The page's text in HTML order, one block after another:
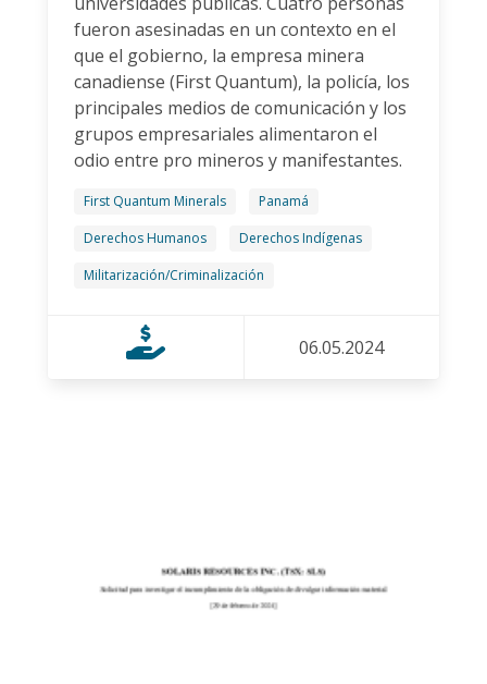
fueron asesinadas en un contexto en el
que el gobierno, la empresa minera
canadiense (First Quantum), la policía, los
principales medios de comunicación y los
grupos empresariales alimentaron el
odio entre pro mineros y manifestantes.
First Quantum Minerals
Panamá
Derechos Humanos
Derechos Indígenas
Militarización/Criminalización
06.05.2024